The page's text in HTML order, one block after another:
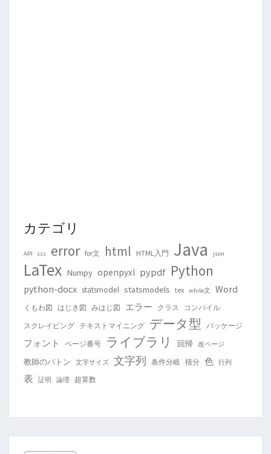
カテゴリ
API css error for文 html HTML入門 Java json
LaTex Numpy openpyxl pypdf Python
python-docx statsmodel statsmodels tex while文 Word
くもわ図 はじき図 みはじ図 エラー クラス
コンパイル
スクレイピング テキストマイニング データ型 パッケージ
フォント ページ番号 ライブラリ 回帰 改ページ
教師のバトン 文字サイズ 文字列 条件分岐 積分 色 行列
表 証明 論理 超算数